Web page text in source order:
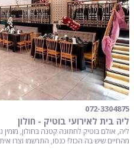
072-3304875
ליה בית לאירועי בוטיק - חולון
ליה, אולם בוטיק לחתונה קטנה בחולון,
מהחיים שיש בה הכול! כנסו, התרשמו וצרו